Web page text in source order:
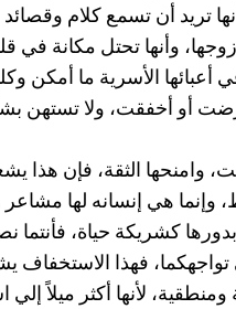
تريد أن تسمع كلام وقصائد
وأنها تحتل مكانة
أعبائها الأسرية ما أمكن
مرضت أو أخفقت، ولا
وامنحها الثقة، فإن هذا
وإنما هي إنسانه لها
كشريكة حياة،
فهذا الاستخفاف
لأنها أكثر ميلاً